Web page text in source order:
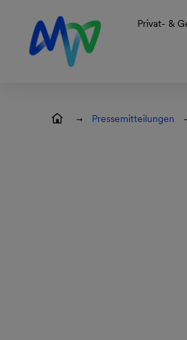
Zur Hauptnavigation
Zum Hauptinhalt
Zur Footernavigation
Privat- &
Pressemitteilungen